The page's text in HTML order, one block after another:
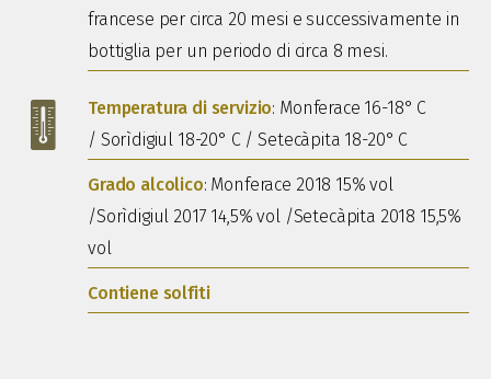
francese per circa 20 mesi e successivamente in
bottiglia per un periodo di circa 8 mesi.
Temperatura di servizio: Monferace 16-18° C
/ Sorìdigiul 18-20° C / Setecàpita 18-20° C
Grado alcolico: Monferace 2018 15% vol
/Sorìdigiul 2017 14,5% vol /Setecàpita 2018 15,5%
vol
Contiene solfiti